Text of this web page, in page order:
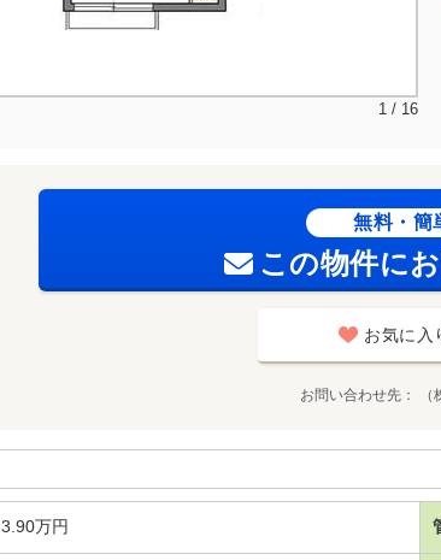
1 / 16
無料・簡
この物件に
お気に入
お問い合わせ先
3.90万円